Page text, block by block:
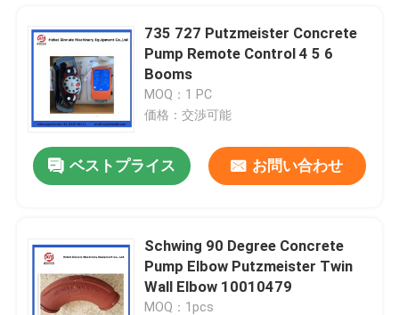
735 727 Putzmeister Concrete
Pump Remote Control 4 5 6
Booms
MOQ：1 PC
価格：交渉可能
ベストプライス お問い合わせ
Schwing 90 Degree Concrete
Pump Elbow Putzmeister Twin
Wall Elbow 10010479
MOQ：1pcs